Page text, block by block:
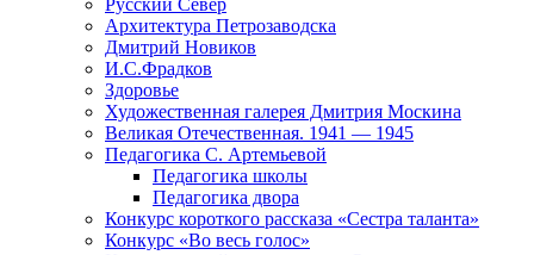
Русский Север
Архитектура Петрозаводска
Дмитрий Новиков
И.С.Фрадков
Здоровье
Художественная галерея Дмитрия Москина
Великая Отечественная. 1941 — 1945
Педагогика С. Артемьевой
Педагогика школы
Педагогика двора
Конкурс короткого рассказа «Сестра таланта»
Конкурс «Во весь голос»